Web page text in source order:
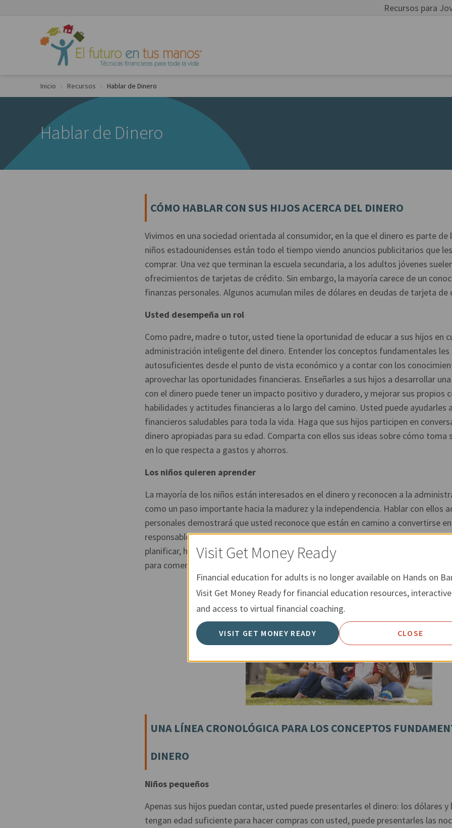
Recursos para
Inicio Recursos Hablar de Dinero
Hablar de Dinero
CÓMO HABLAR CON SUS HIJOS ACERCA DEL DINERO
Vivimos en una sociedad orientada al consumidor, en la que el dinero es parte de
niños estadounidenses están todo el tiempo viendo anuncios publicitarios que
comprar. Una vez que terminan la escuela secundaria, a los adultos jóvenes
ofrecimientos de tarjetas de crédito. Sin embargo, la mayoría carece de un
finanzas personales. Algunos acumulan miles de dólares en deudas de tarjeta de
Usted desempeña un rol
Como padre, madre o tutor, usted tiene la oportunidad de educar a sus hijos en
administración inteligente del dinero. Entender los conceptos fundamentales les
autosuficientes desde el punto de vista económico y a contar con los
aprovechar las oportunidades financieras. Enseñarles a sus hijos a desarrollar
con el dinero puede tener un impacto positivo y duradero, y mejorar sus propios
habilidades y actitudes financieras a lo largo del camino. Usted puede ayudarles
financieros saludables para toda la vida. Haga que sus hijos participen en
dinero apropiadas para su edad. Comparta con ellos sus ideas sobre cómo toma
en lo que respecta a gastos y ahorros.
Los niños quieren aprender
La mayoría de los niños están interesados en el dinero y reconocen a la
como un paso importante hacia la madurez y la independencia. Hablar con ellos
personales demostrará que usted reconoce que están en camino a convertirse
responsables. Al darles gradualmente más responsabilidad financiera, ganarán
planificar, hacer elecciones y aprender a vivir de manera independiente. Nunca
para comenzar a enseñarles a sus hijos los aspectos básicos de una buena
UNA LÍNEA CRONOLÓGICA PARA LOS CONCEPTOS
DINERO
Niños pequeños
Apenas sus hijos puedan contar, usted puede presentarles el dinero: los dólares
tengan edad suficiente para hacer compras con usted, puede presentarles las
Visit Get Money Ready
Financial education for adults is no longer available on Hands on
Visit Get Money Ready for financial education resources,
and access to virtual financial coaching.
VISIT GET MONEY READY CLOSE